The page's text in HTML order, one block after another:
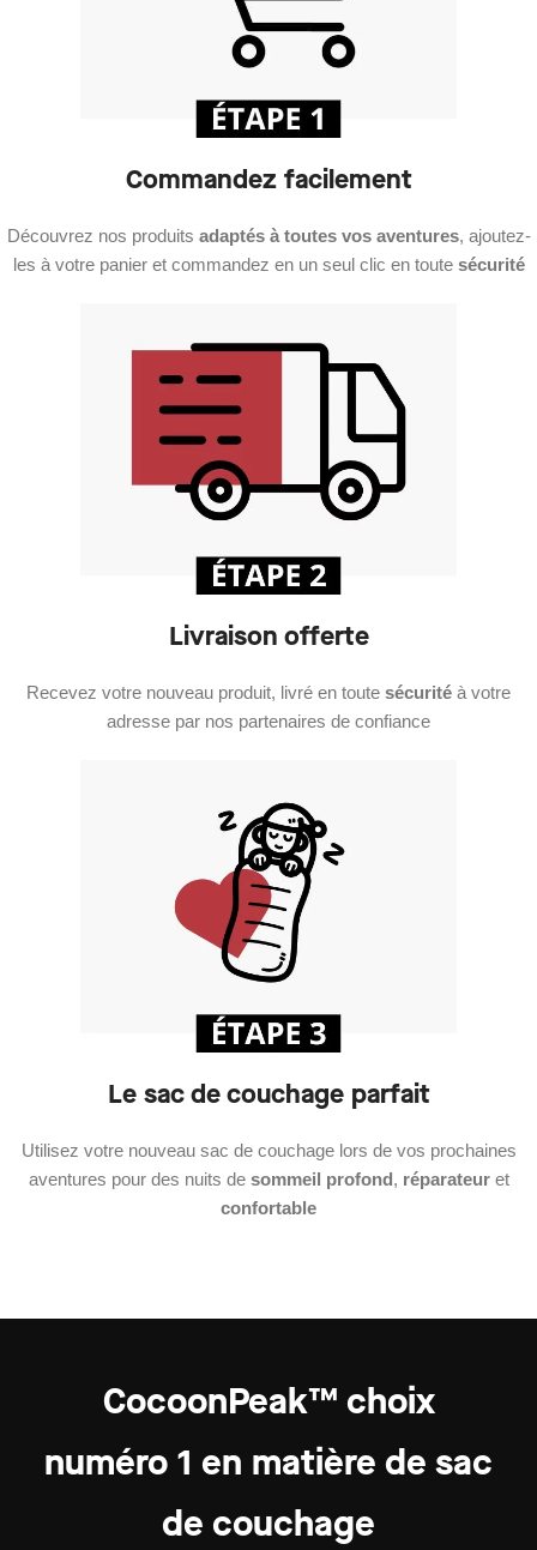
Commandez facilement
Découvrez nos produits adaptés à toutes vos aventures, ajoutez-
les à votre panier et commandez en un seul clic en toute sécurité
Livraison offerte
Recevez votre nouveau produit, livré en toute sécurité à votre
adresse par nos partenaires de confiance
Le sac de couchage parfait
Utilisez votre nouveau sac de couchage lors de vos prochaines
aventures pour des nuits de sommeil profond, réparateuret
confortable
CocoonPeak™ choix
numéro 1 en matière de sac
de couchage